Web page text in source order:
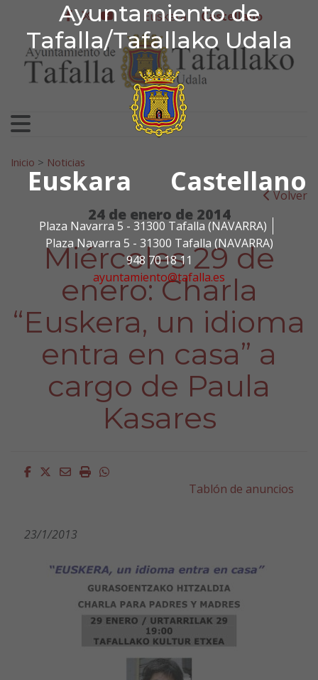
Ayuntamiento de
Tafalla/Tafallako Udala
Euskara Castellano
Plaza Navarra 5 - 31300 Tafalla (NAVARRA)
Plaza Navarra 5 - 31300 Tafalla (NAVARRA)
948 70 18 11
ayuntamiento@tafalla.es
Ir al contenido
Ayuntamiento de
facebook
twitter
youtube
Euskera Castellano
Search for:
Inicio > Noticias
Volver
24 de enero de 2014
Miércoles 29 de
enero: Charla
“Euskera, un idioma
entra en casa” a
cargo de Paula
Kasares
Facebook
Twitter
EmailImprimirWhatsapp
Tablón de anuncios
23/1/2013